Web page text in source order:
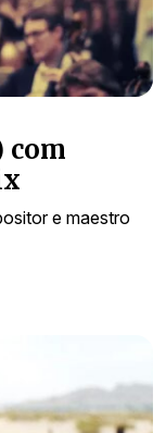
com
e maestro